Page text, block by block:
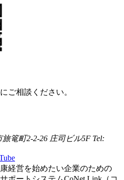
ご相談ください。
旅篭町2-2-26 庄司ビル5F Tel:
経営を始めたい企業のための